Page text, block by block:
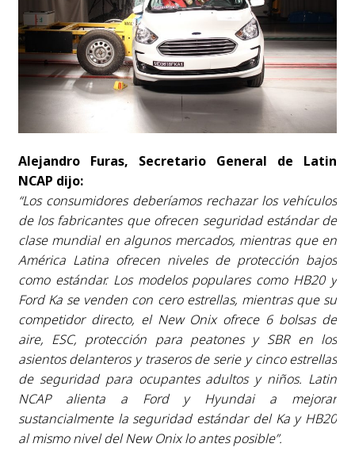
Alejandro Furas, Secretario General de Latin
NCAP dijo:
“Los consumidores deberíamos rechazar los vehículos
de los fabricantes que ofrecen seguridad estándar de
clase mundial en algunos mercados, mientras que en
América Latina ofrecen niveles de protección bajos
como estándar. Los modelos populares como HB20 y
Ford Ka se venden con cero estrellas, mientras que su
competidor directo, el New Onix ofrece 6 bolsas de
aire, ESC, protección para peatones y SBR en los
asientos delanteros y traseros de serie y cinco estrellas
de seguridad para ocupantes adultos y niños. Latin
NCAP alienta a Ford y Hyundai a mejorar
sustancialmente la seguridad estándar del Ka y HB20
al mismo nivel del New Onix lo antes posible”.